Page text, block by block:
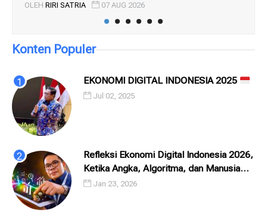
OLEH RIRI SATRIA 07 AUG 2026
Konten Populer
EKONOMI DIGITAL INDONESIA 2025
Jul 02, 2025
Refleksi Ekonomi Digital Indonesia 2026,
Ketika Angka, Algoritma, dan Manusia
Saling Menatap
Jan 23, 2026